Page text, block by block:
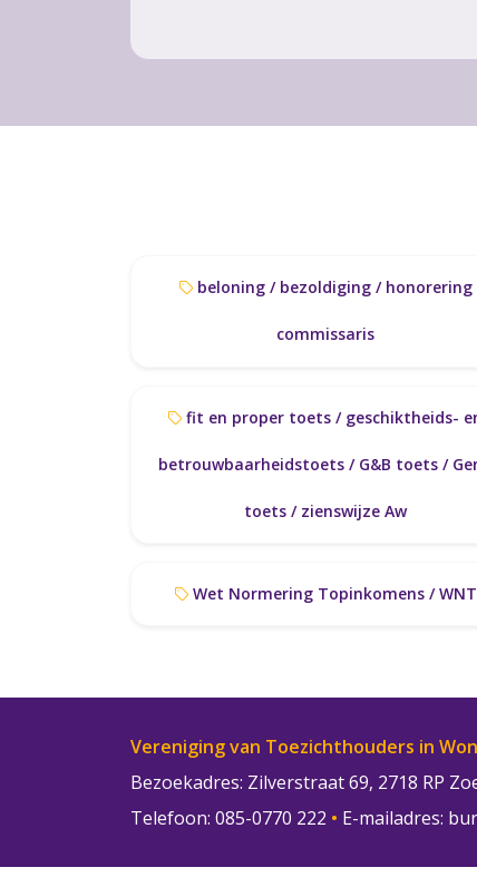
beloning / bezoldiging / honorering
commissaris
betrouwbaarheidstoets / G&B toets /
toets / zienswijze Aw
Wet Normering Topinkomens / WNT
Vereniging van Toezichthouders in
Bezoekadres: Zilverstraat 69, 2718 RP
Telefoon: 085-0770 222 • E-mailadres: